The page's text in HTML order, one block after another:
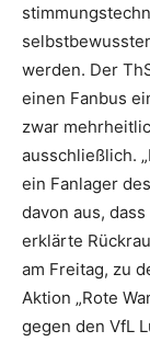
werden. Der
einen Fanbus
zwar
ausschließlich.
ein Fanlager
davon aus,
erklärte
am Freitag, zu
Aktion „Rote
gegen den VfL